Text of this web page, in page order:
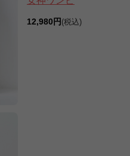
12,980円 (税込)